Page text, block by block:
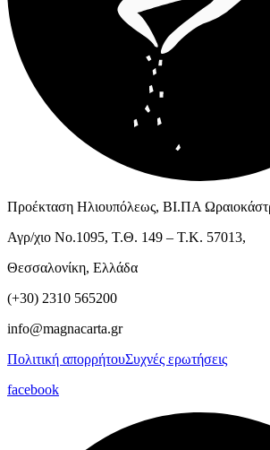
Προέκταση Ηλιουπόλεως, ΒΙ.ΠΑ
Αγρ/χιο Νο.1095, Τ.Θ. 149 – Τ.Κ. 57013,
Θεσσαλονίκη, Ελλάδα
(+30) 2310 565200
info@magnacarta.gr
Πολιτική απορρήτουΣυχνές ερωτήσεις
facebook